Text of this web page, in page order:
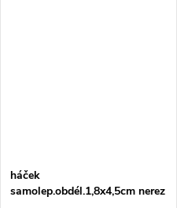
háček
samolep.obdél.1,8x4,5cm nerez